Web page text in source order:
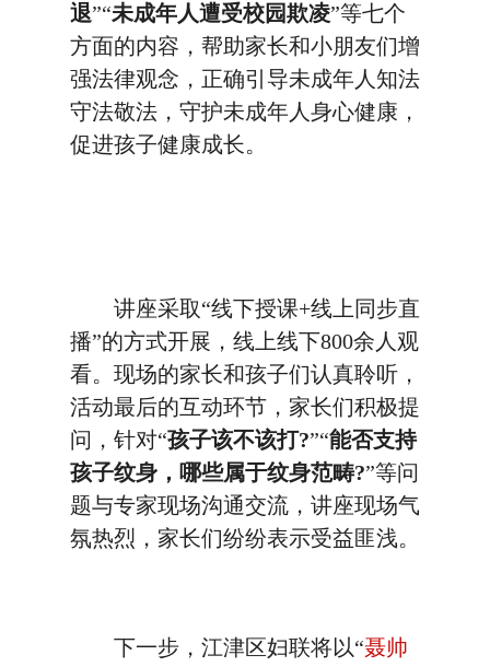
退”“未成年人遭受校园欺凌”等七个
方面的内容，帮助家长和小朋友们增
强法律观念，正确引导未成年人知法
守法敬法，守护未成年人身心健康，
促进孩子健康成长。
讲座采取“线下授课+线上同步直
播”的方式开展，线上线下800余人观
看。现场的家长和孩子们认真聆听，
活动最后的互动环节，家长们积极提
问，针对“孩子该不该打?”“能否支持
孩子纹身，哪些属于纹身范畴?”等问
题与专家现场沟通交流，讲座现场气
氛热烈，家长们纷纷表示受益匪浅。
下一步，江津区妇联将以“聂帅